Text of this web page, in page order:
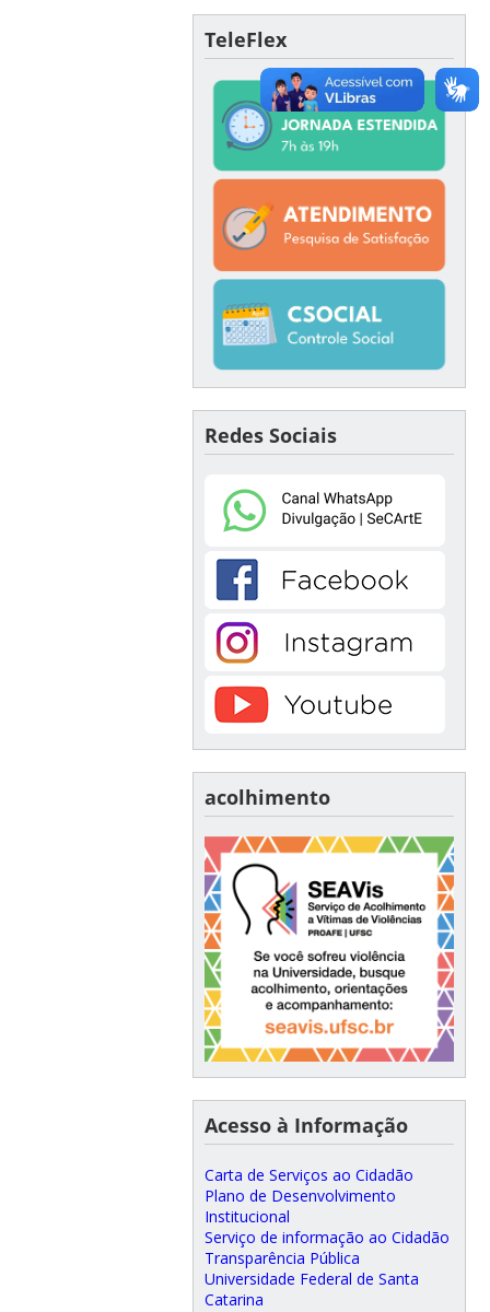
TeleFlex
Redes Sociais
acolhimento
Acesso à Informação
Carta de Serviços ao Cidadão
Plano de Desenvolvimento
Institucional
Serviço de informação ao Cidadão
Transparência Pública
Universidade Federal de Santa
Catarina